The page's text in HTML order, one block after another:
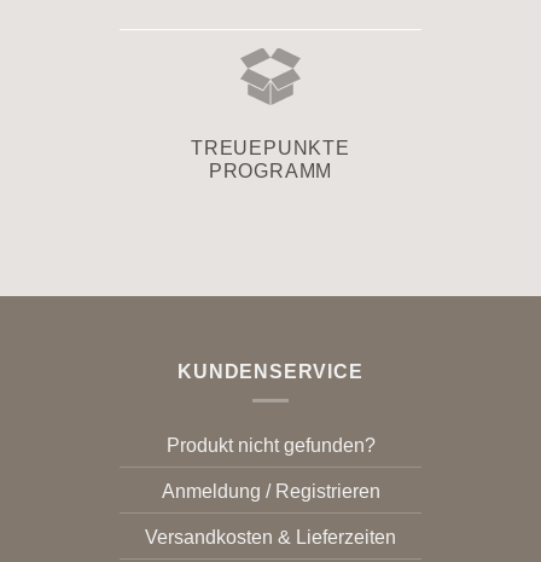
TREUEPUNKTE
PROGRAMM
KUNDENSERVICE
Produkt nicht gefunden?
Anmeldung / Registrieren
Versandkosten & Lieferzeiten